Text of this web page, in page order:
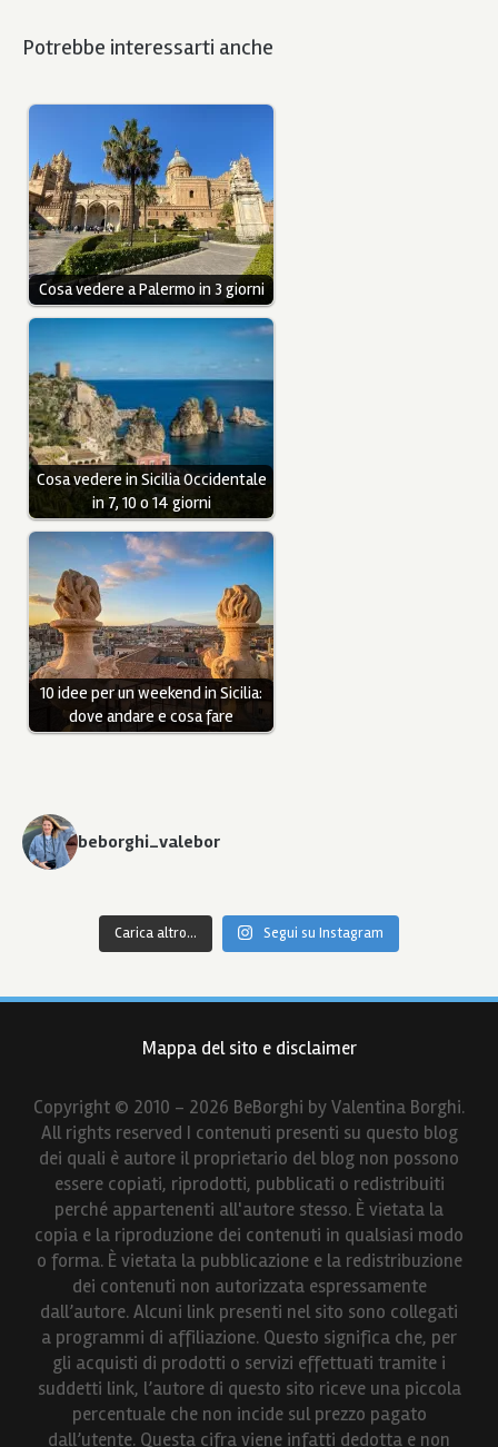
Potrebbe interessarti anche
Cosa vedere a Palermo in 3 giorni
Cosa vedere in Sicilia Occidentale
in 7, 10 o 14 giorni
10 idee per un weekend in Sicilia:
dove andare e cosa fare
beborghi_valebor
Carica altro... Segui su Instagram
Mappa del sito e disclaimer
Copyright © 2010 - 2026 BeBorghi by Valentina Borghi.
All rights reserved I contenuti presenti su questo blog
dei quali è autore il proprietario del blog non possono
essere copiati, riprodotti, pubblicati o redistribuiti
perché appartenenti all'autore stesso. È vietata la
copia e la riproduzione dei contenuti in qualsiasi modo
o forma. È vietata la pubblicazione e la redistribuzione
dei contenuti non autorizzata espressamente
dall’autore. Alcuni link presenti nel sito sono collegati
a programmi di affiliazione. Questo significa che, per
gli acquisti di prodotti o servizi effettuati tramite i
suddetti link, l’autore di questo sito riceve una piccola
percentuale che non incide sul prezzo pagato
dall’utente. Questa cifra viene infatti dedotta e non